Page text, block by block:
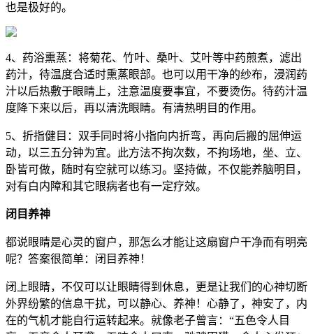
也是极好的。
4、药浴熏蒸：将菊花、竹叶、桑叶、艾叶等中药煎煮，滤出
药汁，待温度合适时熏蒸眼部。也可以用干净的纱布，浸润药
汁以后热敷于眼睛上，注意温度要事宜，不要烫伤。待药汁温
度降下来以后，再以清洗眼睛。有清热明目的作用。
5、折指健目：双手同时将小指向内折弯，再向后搬的屈伸运
动，以三五分钟为宜。此方法不拘次数，不拘场地，坐、立、
卧皆可做，随时有空就可以练习。坚持做，不仅能养脑明目，
对有白内障和其它眼病者也有一定疗效。
闭目养神
都说眼睛是心灵的窗户，那怎么才能让这扇窗户干净而有明亮
呢？答案很简单：闭目养神！
闭上眼睛，不仅可以让眼睛得到休息，更是让我们的心神切断
外界纷繁的信息干扰，可以静心、养神！心静了，神安了，内
在的气机才能自行运转起来。就像老子曾言：“五色令人目